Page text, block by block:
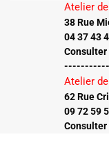
Atelier
38 Rue
04 37 43
Atelier
62 Rue
09 72 59